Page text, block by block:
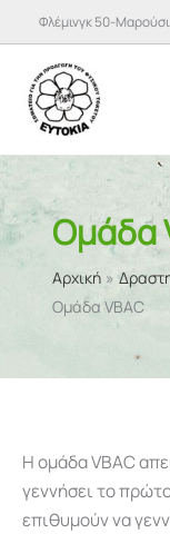
Μετάβαση
στο
περιεχόμενο
Φλέμινγκ 50-Μαρούσι
Ομάδα
Αρχική
Ομάδα VBAC
Η ομάδα VBAC
γεννήσει το
επιθυμούν να